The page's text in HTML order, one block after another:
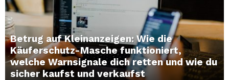
Betrug auf Kleinanzeigen: Wie die
Käuferschutz-Masche funktioniert,
welche Warnsignale dich retten und wie du
sicher kaufst und verkaufst